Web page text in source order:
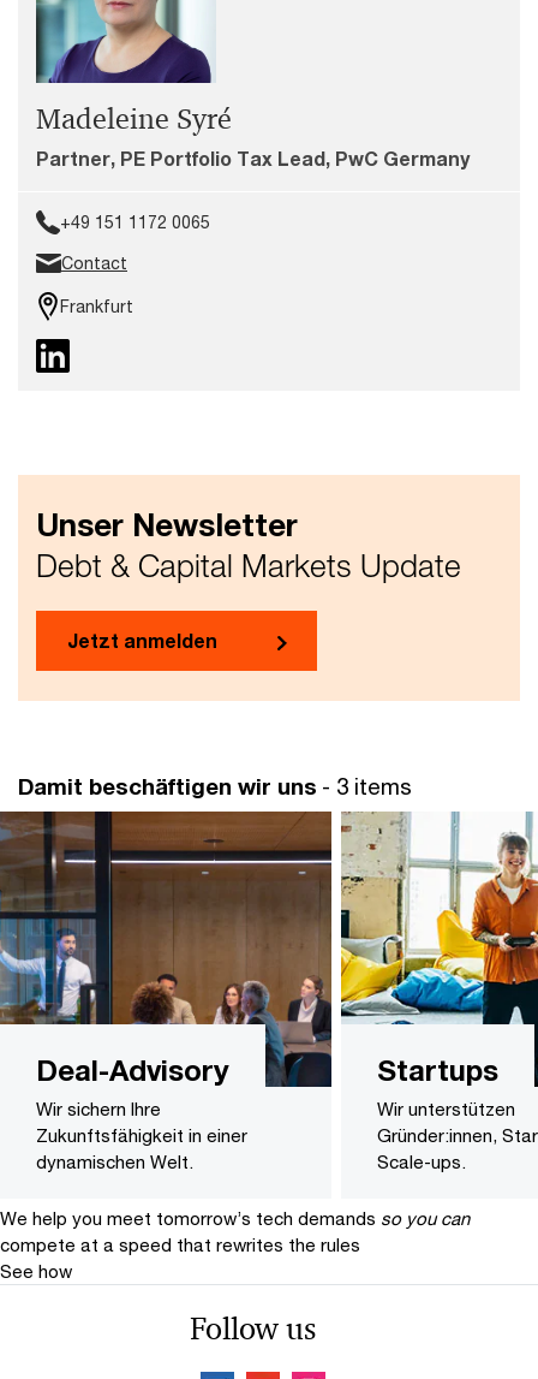
Madeleine Syré
Partner, PE Portfolio Tax Lead, PwC Germany
+49 151 1172 0065
Contact
Frankfurt
Unser Newsletter
Debt & Capital Markets Update
Jetzt anmelden
Damit beschäftigen wir uns - 3 items
Deal-Advisory
Wir sichern Ihre
Zukunftsfähigkeit in einer
dynamischen Welt.
Startups
Wir unterstützen
Gründer:innen,
Scale-ups.
We help you meet tomorrow’s tech demands so you can
compete at a speed that rewrites the rules
See how
Follow us